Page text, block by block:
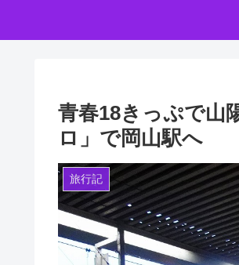
青春18きっぷで山
ロ」で岡山駅へ
旅行記